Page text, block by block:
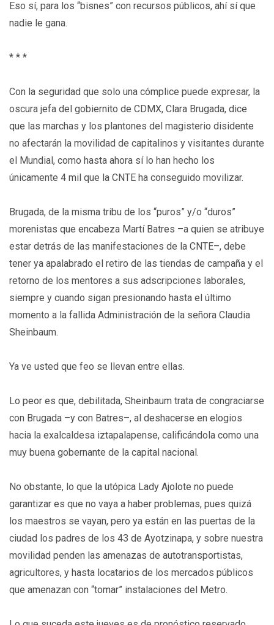
Eso sí, para los “bisnes” con recursos públicos, ahí sí que
nadie le gana.
* * *
Con la seguridad que solo una cómplice puede expresar, la
oscura jefa del gobiernito de CDMX, Clara Brugada, dice
que las marchas y los plantones del magisterio disidente
no afectarán la movilidad de capitalinos y visitantes durante
el Mundial, como hasta ahora sí lo han hecho los
únicamente 4 mil que la CNTE ha conseguido movilizar.
Brugada, de la misma tribu de los “puros” y/o “duros”
morenistas que encabeza Martí Batres –a quien se atribuye
estar detrás de las manifestaciones de la CNTE–, debe
tener ya apalabrado el retiro de las tiendas de campaña y el
retorno de los mentores a sus adscripciones laborales,
siempre y cuando sigan presionando hasta el último
momento a la fallida Administración de la señora Claudia
Sheinbaum.
Ya ve usted que feo se llevan entre ellas.
Lo peor es que, debilitada, Sheinbaum trata de congraciarse
con Brugada –y con Batres–, al deshacerse en elogios
hacia la exalcaldesa iztapalapense, calificándola como una
muy buena gobernante de la capital nacional.
No obstante, lo que la utópica Lady Ajolote no puede
garantizar es que no vaya a haber problemas, pues quizá
los maestros se vayan, pero ya están en las puertas de la
ciudad los padres de los 43 de Ayotzinapa, y sobre nuestra
movilidad penden las amenazas de autotransportistas,
agricultores, y hasta locatarios de los mercados públicos
que amenazan con “tomar” instalaciones del Metro.